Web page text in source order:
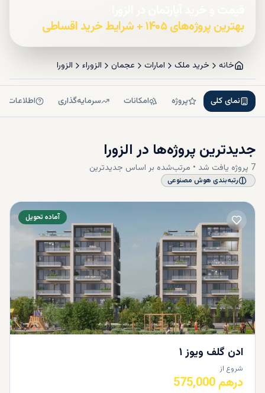
بهترین پروژه‌های ۱۴۰۵ + شرایط خرید اقساطی
خانه خرید ملک امارات عجمان الزوراء الزورا
نمای کلی پروژه امکانات سرمایه‌گذاری اطلاعات
جدیدترین پروژه‌ها در الزورا
7 پروژه یافت شد • مرتب‌شده بر اساس جدیدترین
رتبه‌بندی هوش مصنوعی
آماده تحویل
ادن گلف ویوز ۱
شروع از
درهم 575,000